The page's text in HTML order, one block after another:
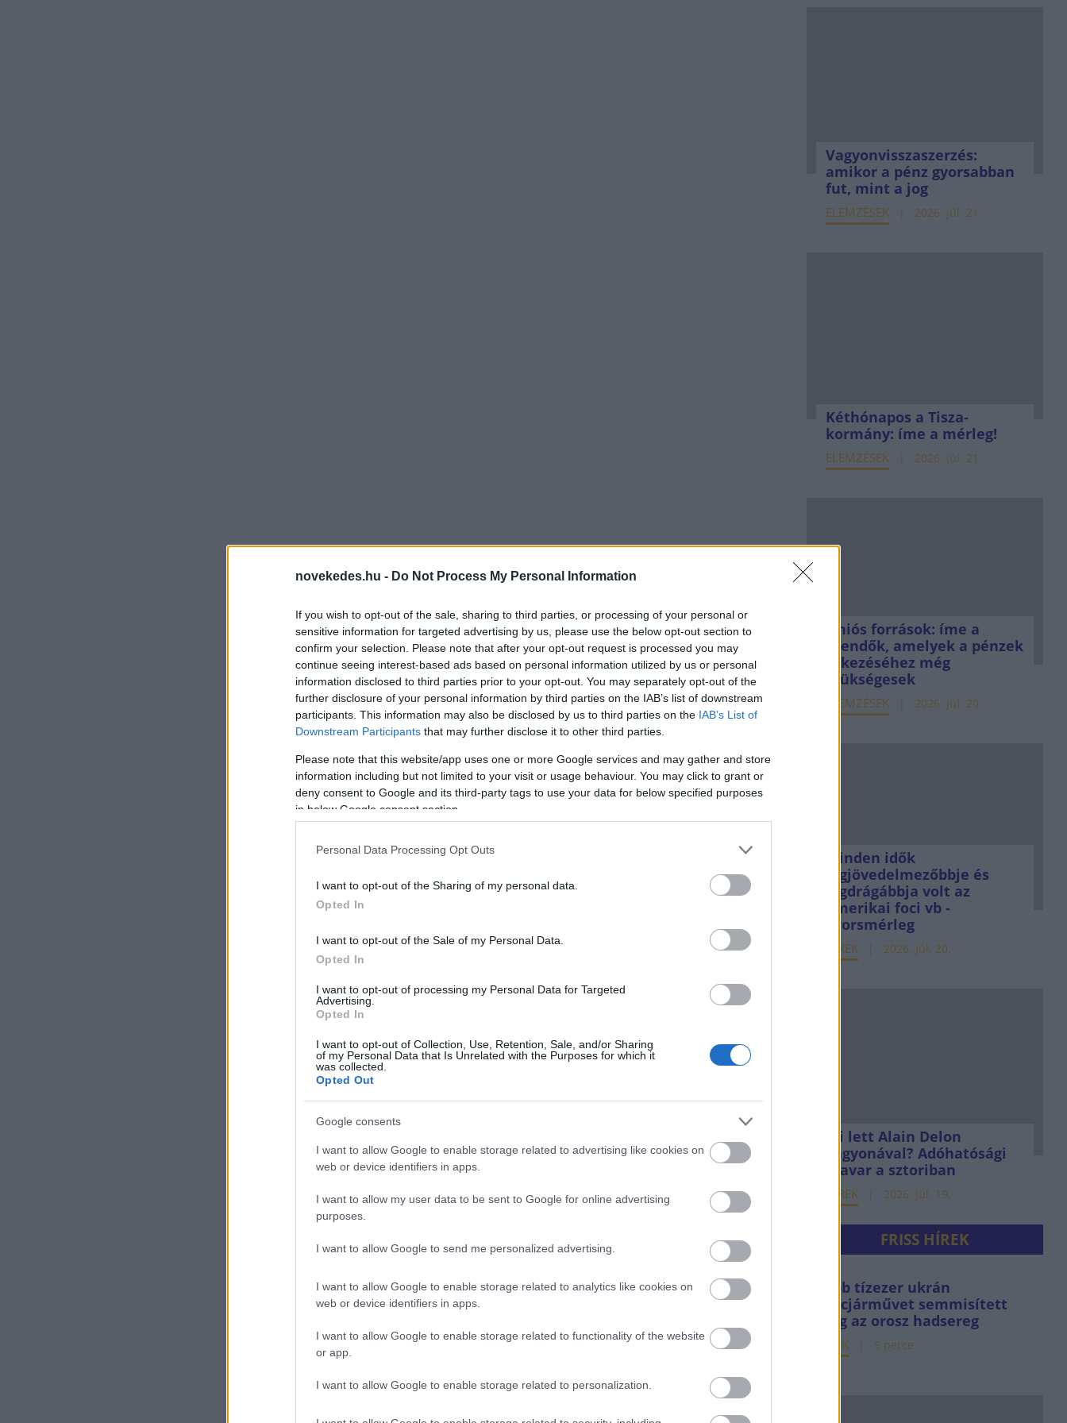
novekedes.hu - Do Not Process My Personal Information
If you wish to opt-out of the sale, sharing to third parties, or processing of your personal or
sensitive information for targeted advertising by us, please use the below opt-out section to
confirm your selection. Please note that after your opt-out request is processed you may
continue seeing interest-based ads based on personal information utilized by us or personal
information disclosed to third parties prior to your opt-out. You may separately opt-out of the
further disclosure of your personal information by third parties on the IAB’s list of downstream
participants. This information may also be disclosed by us to third parties on the IAB’s List of
Downstream Participants that may further disclose it to other third parties.
Please note that this website/app uses one or more Google services and may gather and store
information including but not limited to your visit or usage behaviour. You may click to grant or
deny consent to Google and its third-party tags to use your data for below specified purposes
in below Google consent section.
Personal Data Processing Opt Outs
I want to opt-out of the Sharing of my personal data.
Opted In
I want to opt-out of the Sale of my Personal Data.
Opted In
I want to opt-out of processing my Personal Data for Targeted
Advertising.
Opted In
I want to opt-out of Collection, Use, Retention, Sale, and/or Sharing
of my Personal Data that Is Unrelated with the Purposes for which it
was collected.
Opted Out
Google consents
I want to allow Google to enable storage related to advertising like cookies on
web or device identifiers in apps.
I want to allow my user data to be sent to Google for online advertising
purposes.
I want to allow Google to send me personalized advertising.
I want to allow Google to enable storage related to analytics like cookies on
web or device identifiers in apps.
I want to allow Google to enable storage related to functionality of the website
or app.
I want to allow Google to enable storage related to personalization.
Vagyonvisszaszerzés:
amikor a pénz gyorsabban
fut, mint a jog
ELEMZÉSEK 2026. júl. 21.
Kéthónapos a Tisza-
kormány: íme a mérleg!
ELEMZÉSEK 2026. júl. 21.
Uniós források: íme a
teendők, amelyek a pénzek
érkezéséhez még
szükségesek
ELEMZÉSEK 2026. júl. 20.
Minden idők
legjövedelmezőbbje és
legdrágábbja volt az
amerikai foci vb -
gyorsmérleg
HÍREK 2026. júl. 20.
Mi lett Alain Delon
vagyonával? Adóhatósági
csavar a sztoriban
HÍREK 2026. júl. 19.
FRISS HÍREK
Több tízezer ukrán
harcjárművet semmisített
meg az orosz hadsereg
HÍREK 5 perce